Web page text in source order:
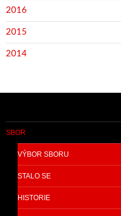
2016
2015
2014
SBOR
VÝBOR SBORU
STALO SE
HISTORIE